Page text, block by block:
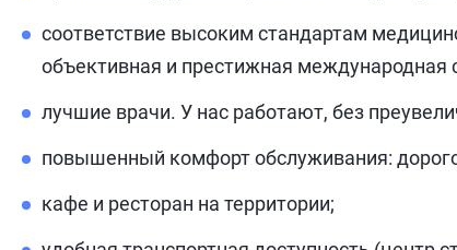
соответствие высоким стандартам
объективная и престижная международная
лучшие врачи. У нас работают, без
повышенный комфорт обслуживания:
кафе и ресторан на территории;